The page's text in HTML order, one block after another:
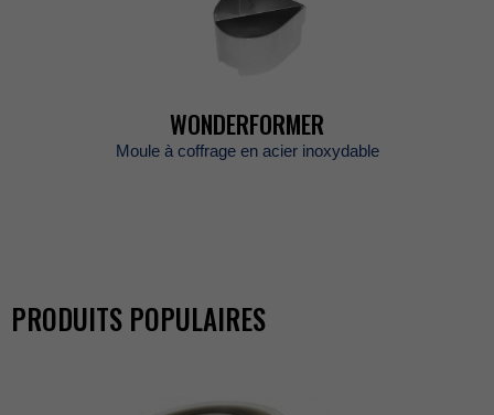
WONDERFORMER
Mouleàcoffrageenacierinoxydable
PRODUITSPOPULAIRES